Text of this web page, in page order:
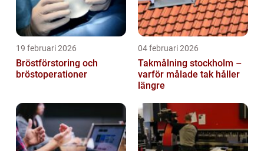
19 februari 2026
Bröstförstoring och
bröstoperationer
04 februari 2026
Takmålning stockholm –
varför målade tak håller
längre